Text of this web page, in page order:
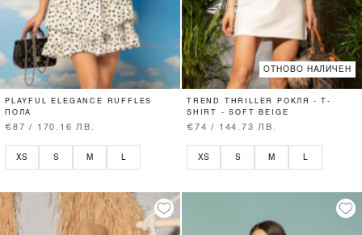
PLAYFUL ELEGANCE RUFFLES
ПОЛА
€87 / 170.16 ЛВ.
XS S M L
ОТНОВО НАЛИЧЕН
TREND THRILLER РОКЛЯ - T-
SHIRT - SOFT BEIGE
€74 / 144.73 ЛВ.
XS S M L